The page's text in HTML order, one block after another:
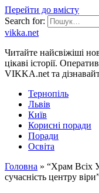
Перейти до вмісту
Search for:
vikka.net
Читайте найсвіжіші
цікаві історії.
VIKKA.net та
Тернопіль
Львів
Київ
Корисні поради
Поради
Освіта
Головна » “Храм Всіх
сучасність центру